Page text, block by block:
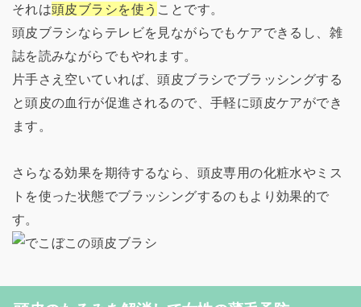
それは頭皮ブラシを使う ことです。
頭皮ブラシならテレビを見ながらでもケアできるし、雑
誌を読みながらでもやれます。
片手さえ空いていれば、頭皮ブラシでブラッシングする
と頭皮の血行が促進されるので、手軽に頭皮ケアができ
ます。
さらなる効果を期待するなら、頭皮専用の化粧水やミス
トを使った状態でブラッシングするのもより効果的で
す。